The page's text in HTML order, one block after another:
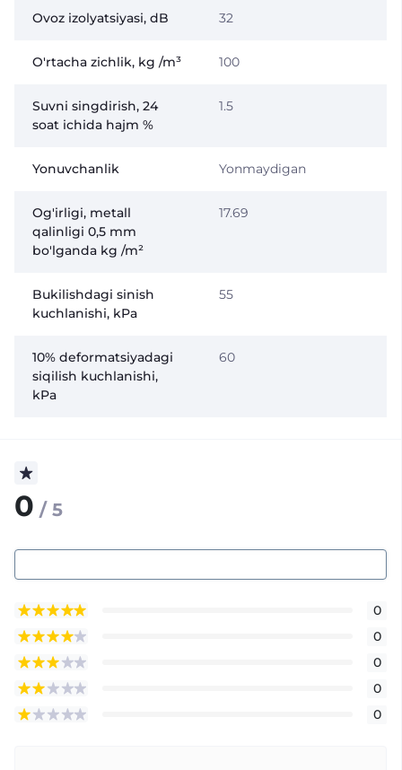
Ovoz izolyatsiyasi, dB 32
O'rtacha zichlik, kg /m³ 100
Suvni singdirish, 24
soat ichida hajm %
1.5
Yonuvchanlik Yonmaydigan
Og'irligi, metall
qalinligi 0,5 mm
bo'lganda kg /m²
17.69
Bukilishdagi sinish
kuchlanishi, kPa
55
10% deformatsiyadagi
siqilish kuchlanishi,
kPa
60
0 / 5
0
0
0
0
0